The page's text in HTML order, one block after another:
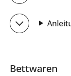
Bettwaren